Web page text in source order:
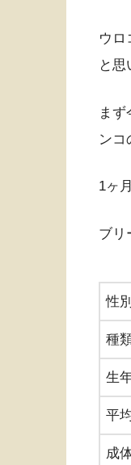
ウロ
と思
ま
ンコ
1ヶ
ブリ
性別
種
生
平
成